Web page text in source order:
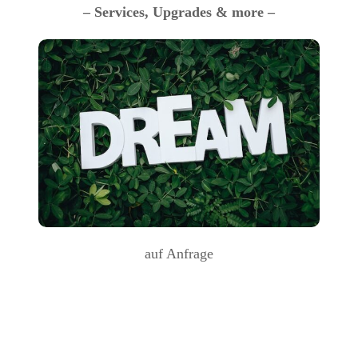
– Services, Upgrades & more –
auf Anfrage